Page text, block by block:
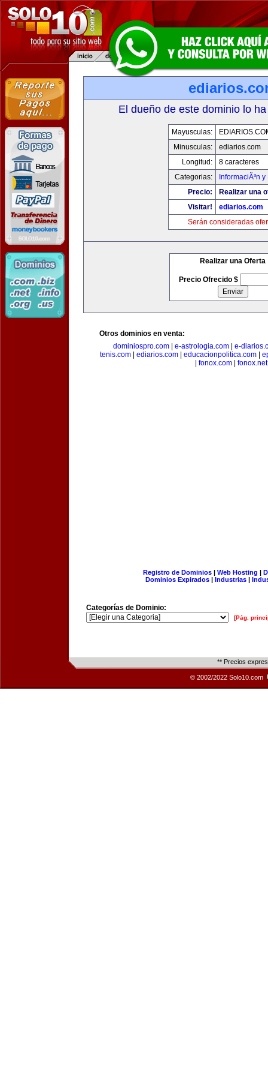
El dueño de este dominio lo
Mayusculas:
Minusculas:
ediarios.com
Longitud:
8 caracteres
Categorias:
InformaciÃ³n
Precio:
Realizar una
Visitar!
ediarios.com
Serán consideradas
Realizar una Oferta
Precio Ofrecido $
Otros dominios en venta:
dominiospro.com
e-astrologia.com
e-
tenis.com
ediarios.com educacionpolitica.com
fonox.com| fonox.net
Registro de Dominios| Web Hosting |
Dominios Expirados | Industrias |
Categorías de Dominio:
[Pág.
** Precios
© 2002/2022 Solo10.com